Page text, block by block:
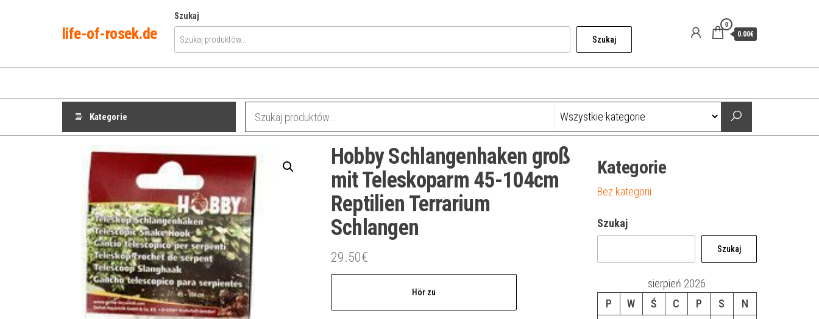
life-of-rosek.de
Szukaj
Szukaj
0
0.00€
Kategorie
Hobby Schlangenhaken groß
mit Teleskoparm 45-104cm
Reptilien Terrarium
Schlangen
29.50€
Hör zu
Kategorie
Bez kategorii
Szukaj
Szukaj
sierpień 2026
P
W Ś C P S
N